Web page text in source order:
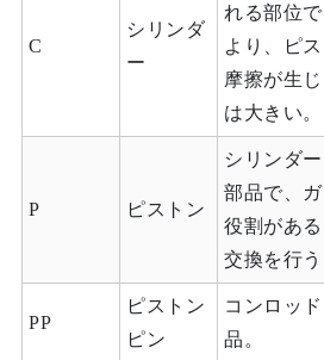
C
シリンダ
ー
れる部位
より、ピ
摩擦が生
は大きい。
P ピストン
シリンダ
部品で、
役割があ
交換を行う
PP
ピストン
ピン
コンロッ
品。